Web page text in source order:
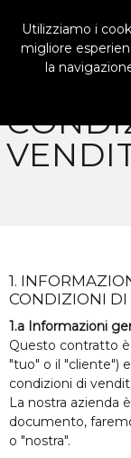
1.
CONDIZIONI
1.a Informazioni
Questo contratto
"tuo" o il "cliente")
condizioni di
La nostra azienda
documento,
o "nostra".
Utilizziamo i
migliore
la